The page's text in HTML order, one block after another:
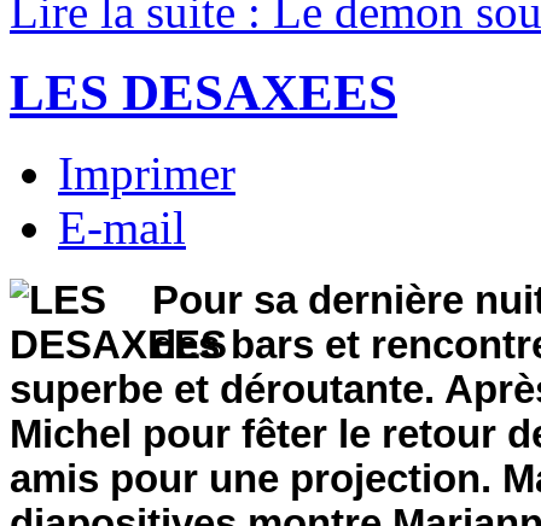
Lire la suite : Le demon
LES DESAXEES
Imprimer
E-mail
Pour sa dernière
des bars et
superbe et déroutante.
Michel pour fêter le retour
amis pour une projection.